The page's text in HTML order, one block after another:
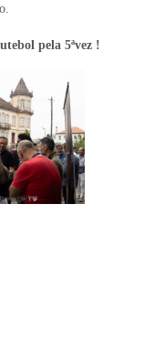
pela 5ªvez !